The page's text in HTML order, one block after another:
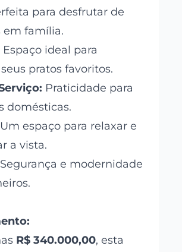
para desfrutar de
em família.
Espaço ideal para
pratos favoritos.
Praticidade para
domésticas.
Um espaço para relaxar e
a vista.
Segurança e modernidade
R$ 340.000,00, esta